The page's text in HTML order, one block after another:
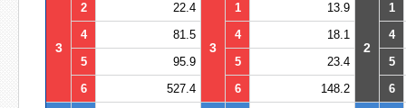
3
2 22.4
3
1 13.9
2
1
4
81.5 4 18.1
4
5
95.9 5 23.4
5
6
527.4 6 148.2 6